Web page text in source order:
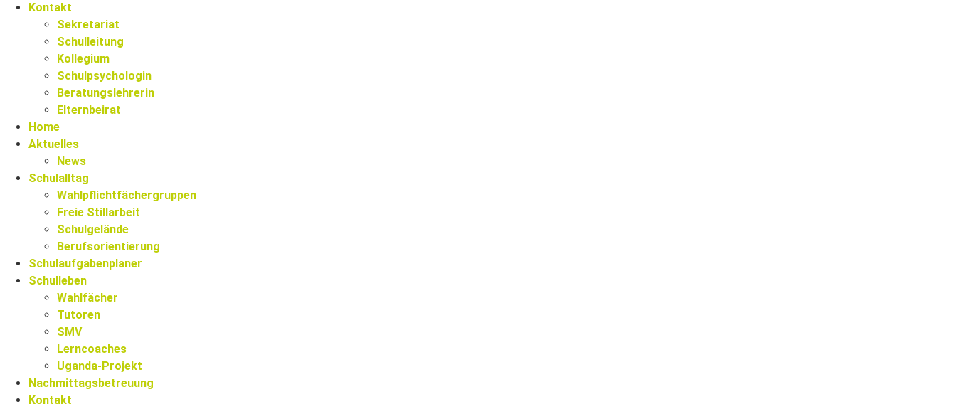
Kontakt
Sekretariat
Schulleitung
Kollegium
Schulpsychologin
Beratungslehrerin
Elternbeirat
Home
Aktuelles
News
Schulalltag
Wahlpflichtfächergruppen
Freie Stillarbeit
Schulgelände
Berufsorientierung
Schulaufgabenplaner
Schulleben
Wahlfächer
Tutoren
SMV
Lerncoaches
Uganda-Projekt
Nachmittagsbetreuung
Kontakt